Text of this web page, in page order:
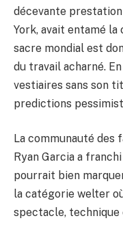
décevante
York, avait entamé la
sacre mondial est
du travail acharné.
vestiaires sans son
predictions
La communauté des
Ryan Garcia a
pourrait bien
la catégorie welter
spectacle,